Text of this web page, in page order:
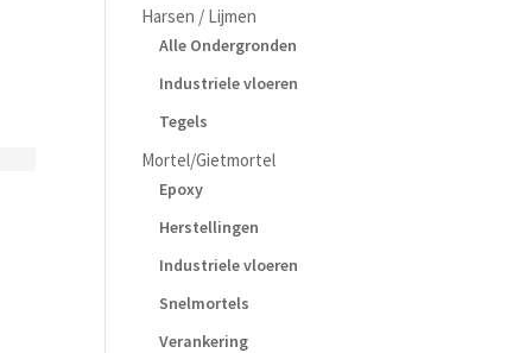
Harsen / Lijmen
Alle Ondergronden
Industriele vloeren
Tegels
Mortel/Gietmortel
Epoxy
Herstellingen
Industriele vloeren
Snelmortels
Verankering